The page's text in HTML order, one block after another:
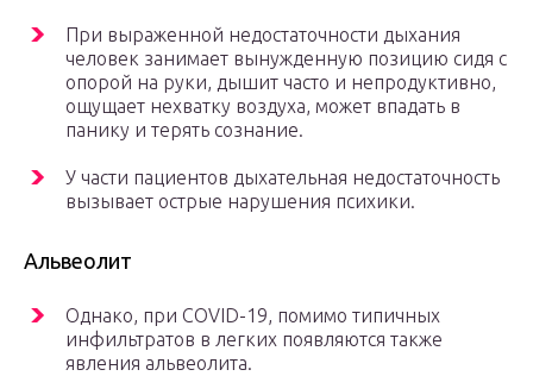
При выраженной недостаточности дыхания
человек занимает вынужденную позицию сидя с
опорой на руки, дышит часто и непродуктивно,
ощущает нехватку воздуха, может впадать в
панику и терять сознание.
У части пациентов дыхательная недостаточность
вызывает острые нарушения психики.
Альвеолит
Однако, при COVID-19, помимо типичных
инфильтратов в легких появляются также
явления альвеолита.